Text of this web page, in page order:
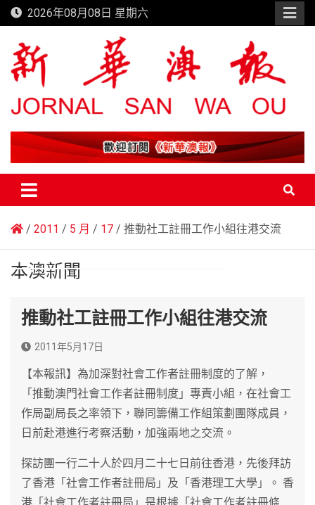
Skip
to
content
2026年08月08日 星期六
新華澳報
2011 5 月 17 推動社工註冊工作小組往港交流
本澳新聞
推動社工註冊工作小組往港交流
2011年5月17日
【本報訊】為加深對社會工作者註冊制度的了解，
「推動澳門社會工作者註冊制度」專責小組，在社會工
作局副局長之率領下，聯同籌備工作組策劃團隊成員，
日前赴港進行考察活動，加強兩地之交流。
探訪團一行二十人於四月二十七日前往香港，先後拜訪
了香港「社會工作者註冊局」及「香港理工大學」。 香